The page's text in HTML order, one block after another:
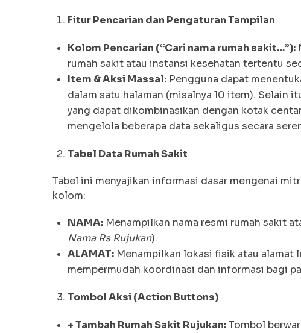
Fitur Pencarian dan Pengaturan Tampilan
Kolom Pencarian (“Cari nama rumah sakit…”):
rumah sakit atau instansi kesehatan tertentu
Item & Aksi Massal: Pengguna dapat
dalam satu halaman (misalnya 10 item). Selain
yang dapat dikombinasikan dengan kotak
mengelola beberapa data sekaligus secara
Tabel Data Rumah Sakit
Tabel ini menyajikan informasi dasar mengenai
kolom:
NAMA: Menampilkan nama resmi rumah sakit
Nama Rs Rujukan).
ALAMAT: Menampilkan lokasi fisik atau alamat
mempermudah koordinasi dan informasi bagi
Tombol Aksi (Action Buttons)
+ Tambah Rumah Sakit Rujukan:Tombol